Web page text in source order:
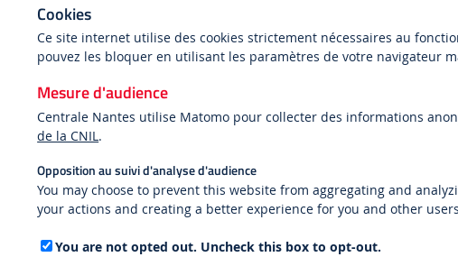
Cookies
Ce site internet utilise des cookies strictement nécessaires au
pouvez les bloquer en utilisant les paramètres de votre navigateur
Mesure d'audience
Centrale Nantes utilise Matomo pour collecter des informations
de la CNIL.
Opposition au suivi d'analyse d'audience
You may choose to prevent this website from aggregating and
your actions and creating a better experience for you and other
You are not opted out. Uncheck this box to opt-out.